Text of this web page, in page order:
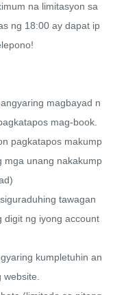
na limitasyon sa
ng 18:00 ay dapat ip
magbayad n
mag-book.
pagkatapos makump
mga unang nakakump
tawagan
digit ng iyong account
kumpletuhin an